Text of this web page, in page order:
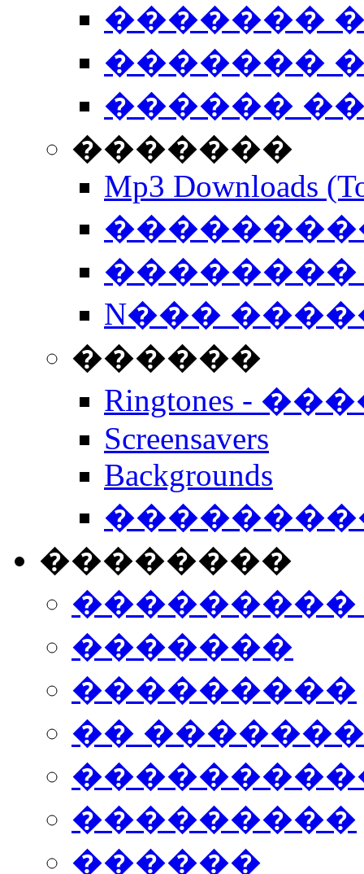
�������
�������
������
�������
Mp3 Downloads
��������
N���
������
Ringtones -
Screensavers
Backgrounds
��������
���������
�������
���������
��
���������
������